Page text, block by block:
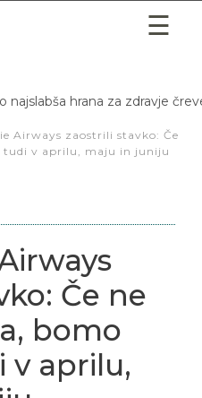
hrana za zdravje
Airways zaostrili stavko: Če
tudi v aprilu, maju in juniju
Če ne
bomo
v aprilu,